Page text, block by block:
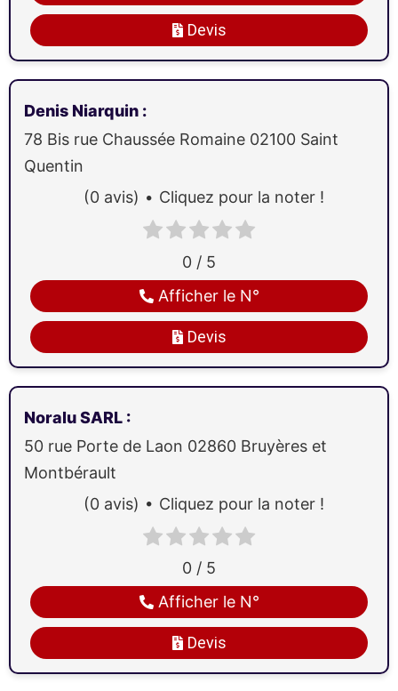
Devis
Denis Niarquin :
78 Bis rue Chaussée Romaine 02100 Saint
Quentin
Devis
Afficher le N°
0 / 5
(0 avis) Cliquez pour la noter !
Noralu SARL :
50 rue Porte de Laon 02860 Bruyères et
Montbérault
Devis
Afficher le N°
0 / 5
(0 avis) Cliquez pour la noter !